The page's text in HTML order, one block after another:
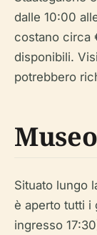
dalle 10:00
costano circa
disponibili.
potrebbero
Situato lungo
è aperto tutti i
ingresso